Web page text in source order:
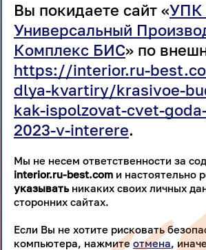
Вы покидаете сайт «УПК
Универсальный
Комплекс БИС» по
https://interior.ru-
dlya-kvartiry/krasivoe-
kak-ispolzovat-cvet-
2023-v-interere.
Мы не несем ответственности за
interior.ru-best.com и настоятельно
указыватьникаких своих личных
сторонних сайтах.
Если Вы не хотите рисковать
компьютера, нажмитеотмена,